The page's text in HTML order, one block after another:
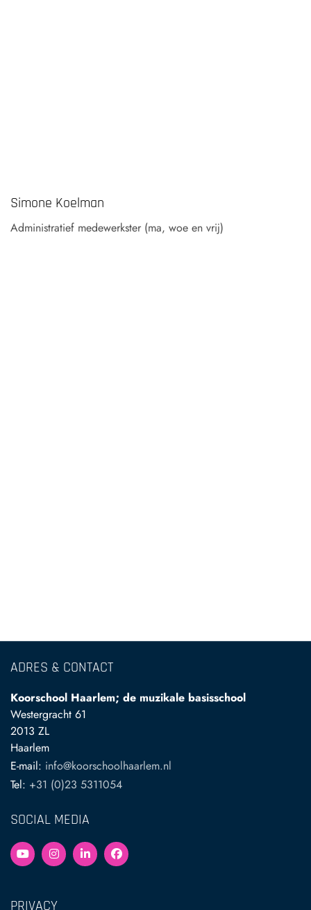
Simone Koelman
Administratief medewerkster (ma, woe en vrij)
ADRES & CONTACT
Koorschool Haarlem; de muzikale basisschool
Westergracht 61
2013 ZL
Haarlem
E-mail: info@koorschoolhaarlem.nl
Tel: +31 (0)23 5311054
SOCIAL MEDIA
PRIVACY